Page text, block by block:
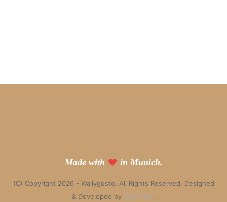
Made with in Munich.
(C) Copyright 2026 - Wallygusto. All Rights Reserved. Designed
& Developed by Solo Pine.